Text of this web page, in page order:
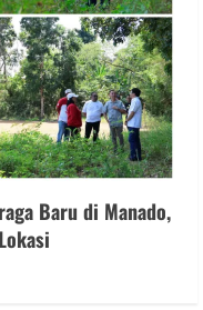
Baru di Manado,